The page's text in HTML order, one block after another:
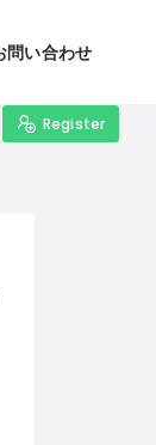
問い合わせ
Register